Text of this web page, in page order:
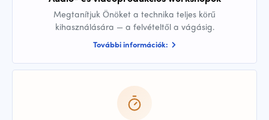
Megtanítjuk Önöket a technika teljes körű
kihasználására — a felvételtől a vágásig.
További információk: